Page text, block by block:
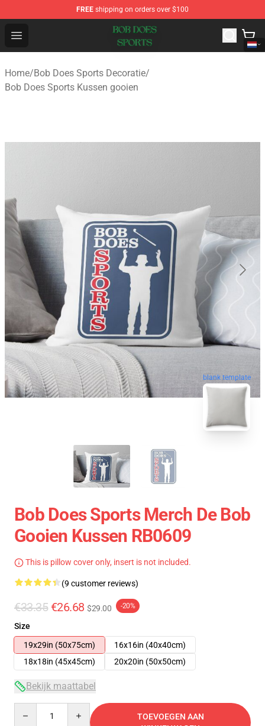
FREE shipping on orders over $100
Open menu
Bob Does Sports Store - Official Bob Does Sports
Home/Bob Does Sports Decoratie/
Bob Does Sports Kussen gooien
blank template
Bob Does Sports Merch De Bob
Gooien Kussen RB0609
This is pillow cover only, insert is not included.
(9 customer reviews)
€33.35 €26.68 $29.00 -20%
Size
19x29in (50x75cm)
16x16in (40x40cm)
18x18in (45x45cm)
20x20in (50x50cm)
Bekijk maattabel
TOEVOEGEN AAN